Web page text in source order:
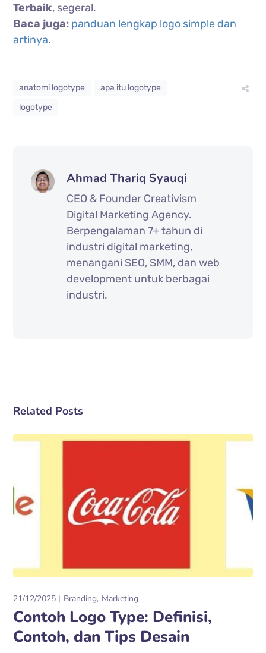
Terbaik, segera!.
Baca juga: panduan lengkap logo simple dan
artinya.
anatomi logotype
apa itu logotype
logotype
Ahmad Thariq Syauqi
CEO & Founder Creativism
Digital Marketing Agency.
Berpengalaman 7+ tahun di
industri digital marketing,
menangani SEO, SMM, dan web
development untuk berbagai
industri.
Related Posts
21/12/2025 Branding Marketing
Contoh Logo Type: Definisi,
Contoh, dan Tips Desain